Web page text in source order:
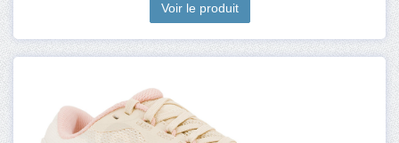
Voir le produit